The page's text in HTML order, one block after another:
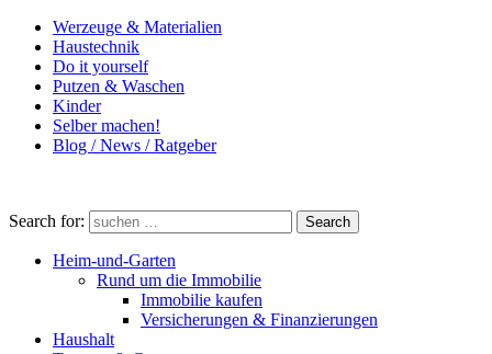
Werzeuge & Materialien
Haustechnik
Do it yourself
Putzen & Waschen
Kinder
Selber machen!
Blog / News / Ratgeber
Search for: Search
Heim-und-Garten
Rund um die Immobilie
Immobilie kaufen
Versicherungen & Finanzierungen
Haushalt